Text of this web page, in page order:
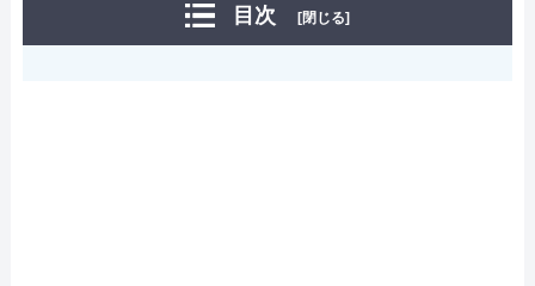
目次 [閉じる]